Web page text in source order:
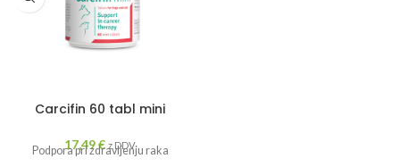
Carcifin 60 tabl mini
17,49€ z DDV
Podpora pri zdravljenju raka